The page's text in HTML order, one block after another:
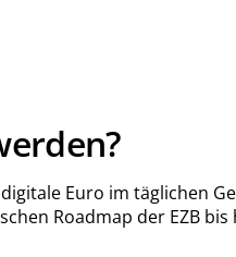
Euro im täglichen
Roadmap der EZB